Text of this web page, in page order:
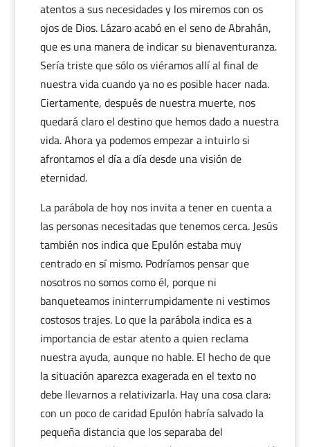
atentos a sus necesidades y los miremos con os
ojos de Dios. Lázaro acabó en el seno de Abrahán,
que es una manera de indicar su bienaventuranza.
Sería triste que sólo os viéramos allí al final de
nuestra vida cuando ya no es posible hacer nada.
Ciertamente, después de nuestra muerte, nos
quedará claro el destino que hemos dado a nuestra
vida. Ahora ya podemos empezar a intuirlo si
afrontamos el día a día desde una visión de
eternidad.
La parábola de hoy nos invita a tener en cuenta a
las personas necesitadas que tenemos cerca. Jesús
también nos indica que Epulón estaba muy
centrado en sí mismo. Podríamos pensar que
nosotros no somos como él, porque ni
banqueteamos ininterrumpidamente ni vestimos
costosos trajes. Lo que la parábola indica es a
importancia de estar atento a quien reclama
nuestra ayuda, aunque no hable. El hecho de que
la situación aparezca exagerada en el texto no
debe llevarnos a relativizarla. Hay una cosa clara:
con un poco de caridad Epulón habría salvado la
pequeña distancia que los separaba del